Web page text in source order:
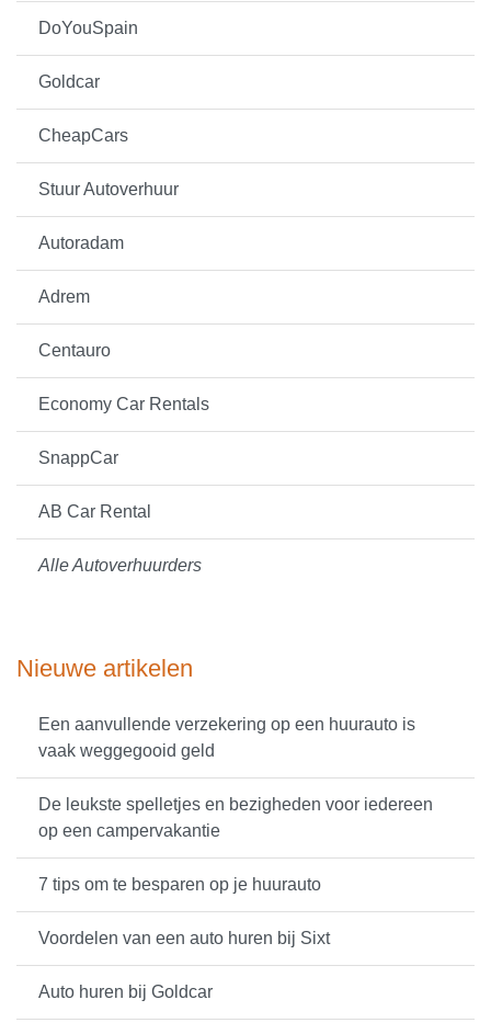
DoYouSpain
Goldcar
CheapCars
Stuur Autoverhuur
Autoradam
Adrem
Centauro
Economy Car Rentals
SnappCar
AB Car Rental
Alle Autoverhuurders
Nieuwe artikelen
Een aanvullende verzekering op een huurauto is
vaak weggegooid geld
De leukste spelletjes en bezigheden voor iedereen
op een campervakantie
7 tips om te besparen op je huurauto
Voordelen van een auto huren bij Sixt
Auto huren bij Goldcar